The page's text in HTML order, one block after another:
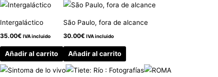
Intergaláctico
35.00€ IVA incluido
Añadir al carrito
São Paulo, fora de alcance
30.00€ IVA incluido
Añadir al carrito